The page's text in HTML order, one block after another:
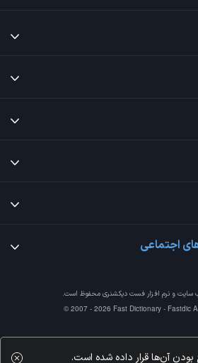
اجتماعی
و نرم افزارفست دیکشنری محفوظ است.
© 2007 - 2026 Fast Dictionary - Fastdic
آن‌ها قرار داده شده است.